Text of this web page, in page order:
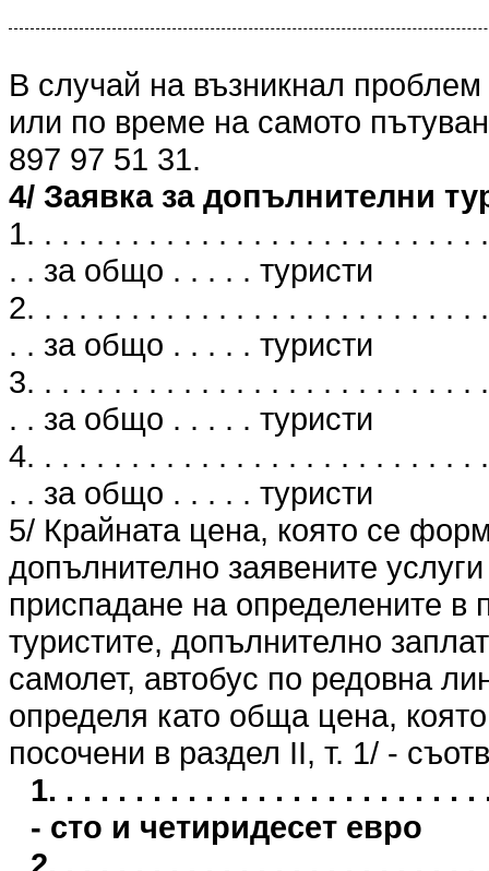
В случай на възникнал
или по време на самото
897 97 51 31.
4/ Заявка за допълнителни
1. . . . . . . . . . . . . . . . . . . . . . . . .
. . за общо . . . . . туристи
2. . . . . . . . . . . . . . . . . . . . . . . . .
. . за общо . . . . . туристи
3. . . . . . . . . . . . . . . . . . . . . . . . .
. . за общо . . . . . туристи
4. . . . . . . . . . . . . . . . . . . . . . . . .
. . за общо . . . . . туристи
5/ Крайната цена, която се
допълнително заявените
приспадане на определените в
туристите, допълнително
самолет, автобус по редовна
определя като обща цена,
посочени в раздел II, т. 1/ -
1. . . . . . . . . . . . . . . . . . . . . . . .
- сто и четиридесет евро